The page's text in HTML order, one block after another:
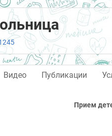
Видео Публикации
Прием